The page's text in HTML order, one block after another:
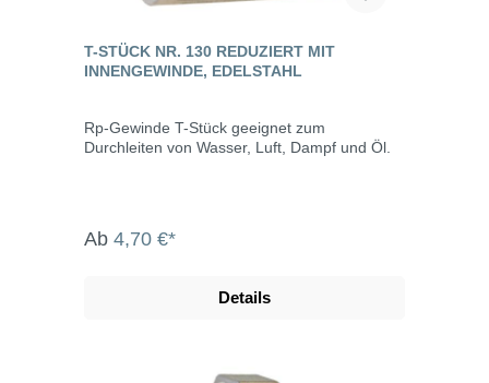
T-STÜCK NR. 130 REDUZIERT MIT
INNENGEWINDE, EDELSTAHL
Rp-Gewinde T-Stück geeignet zum
Durchleiten von Wasser, Luft, Dampf und Öl.
Ab 4,70 €*
Details